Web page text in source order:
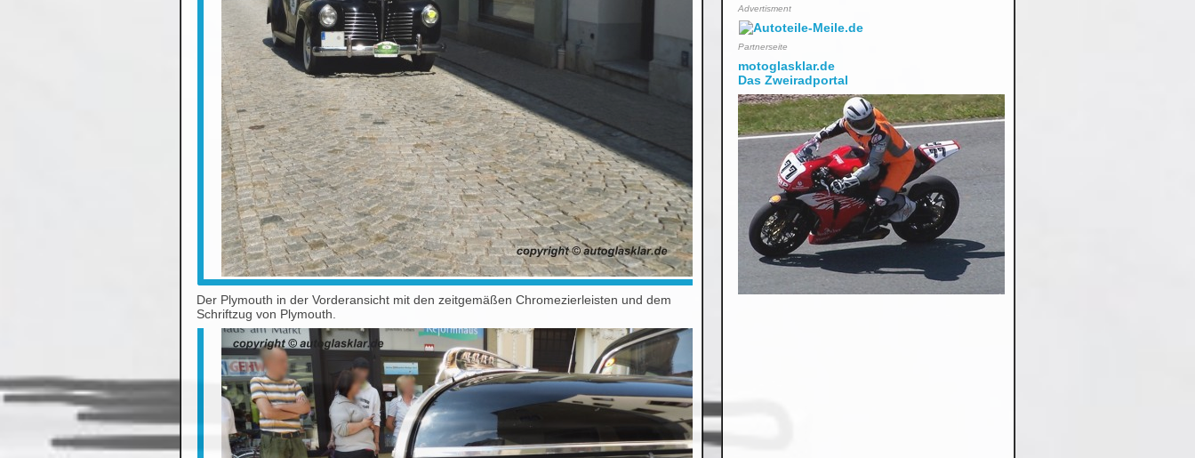
Der Plymouth in der Vorderansicht mit den zeitgemäßen Chromezierleisten und dem
Schriftzug von Plymouth.
Advertisment
Partnerseite
motoglasklar.de
Das Zweiradportal